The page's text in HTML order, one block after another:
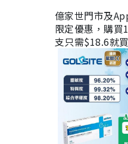
億家世門市及
限定優惠，購
支只需$18.6就